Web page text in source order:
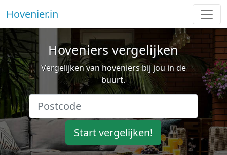
Hovenier.in
Hoveniers vergelijken
Vergelijken van hoveniers bij jou in de
buurt.
Start vergelijken!